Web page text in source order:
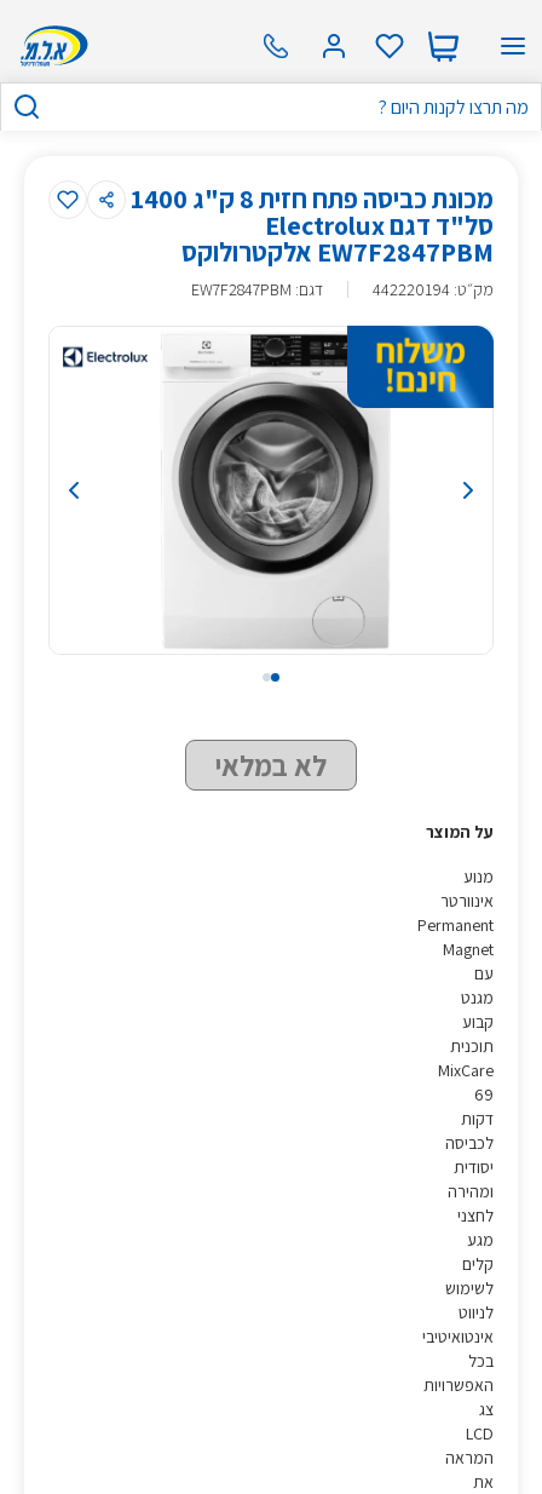
מכונת כביסה פתח חזית 8 ק"ג 1400
סל"ד דגם Electrolux
EW7F2847PBM אלקטרולוקס
מק״ט:
442220194 דגם: EW7F2847PBM
לא במלאי
על המוצר
מנוע
אינוורטר
Permanent
Magnet
עם
מגנט
קבוע
תוכנית
MixCare
69
דקות
לכביסה
יסודית
ומהירה
לחצני
מגע
קלים
לשימוש
לניווט
אינטואיטיבי
בכל
האפשרויות
צג
LCD
המראה
את